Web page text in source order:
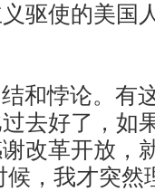
驱使的美国
和悖论。有
去好了，如
改革开放，
，我才突然